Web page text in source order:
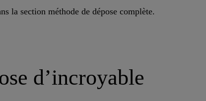
la section méthode de dépose complète.
d’incroyable